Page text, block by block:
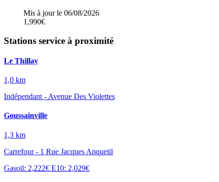
Mis à jour le 06/08/2026
1,990€
Stations service à proximité
Le Thillay
1,0 km
Indépendant - Avenue Des Violettes
Goussainville
1,3 km
Carrefour - 1 Rue Jacques Anquetil
Gasoil: 2,222€ E10: 2,029€